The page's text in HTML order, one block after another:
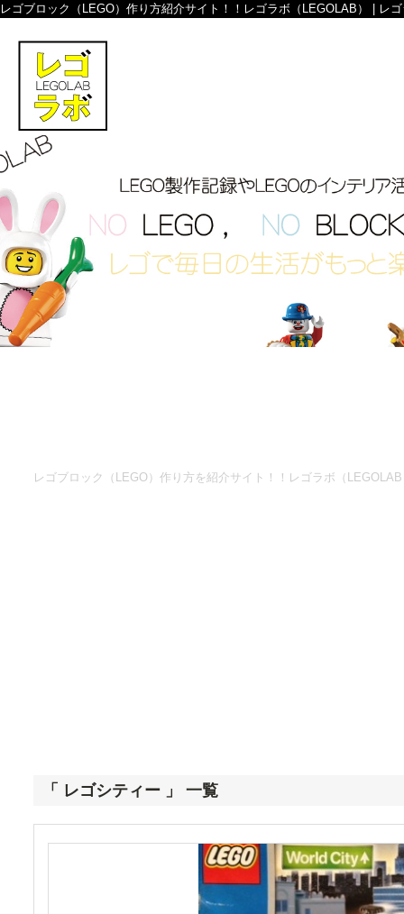
レゴブロック（LEGO）作り方紹介サイト！！レゴラボ（LEGOLAB） | レ
レゴブロック（LEGO）作り方を紹介サイト！！レゴラボ（
「 レゴシティー 」 一覧